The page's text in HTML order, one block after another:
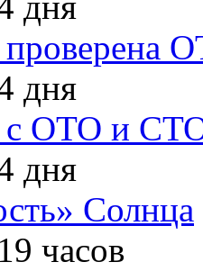
проверена
дня
с ОТО и
дня
Солнца
часов